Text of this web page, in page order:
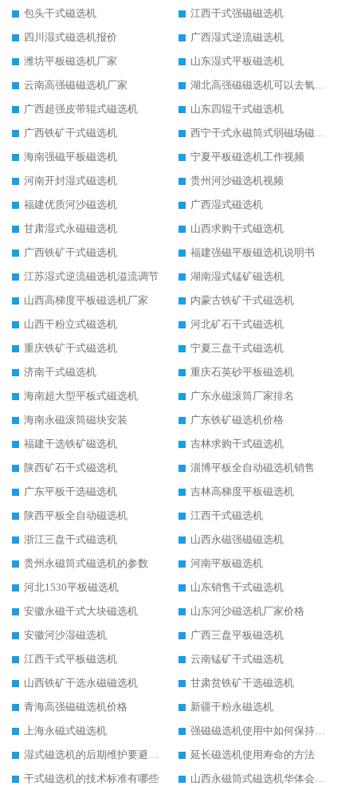
包头干式磁选机
江西干式强磁磁选机
四川湿式磁选机报价
广西湿式逆流磁选机
潍坊平板磁选机厂家
山东湿式平板磁选机
云南高强磁磁选机厂家
湖北高强磁磁选机可以去氧化铝
广西超强皮带辊式磁选机
山东四辊干式磁选机
广西铁矿干式磁选机
西宁干式永磁筒式弱磁场磁选机结构图
海南强磁平板磁选机
宁夏平板磁选机工作视频
河南开封湿式磁选机
贵州河沙磁选机视频
福建优质河沙磁选机
广西湿式磁选机
甘肃湿式永磁磁选机
山西求购干式磁选机
广西铁矿干式磁选机
福建强磁平板磁选机说明书
江苏湿式逆流磁选机溢流调节
湖南湿式锰矿磁选机
山西高梯度平板磁选机厂家
内蒙古铁矿干式磁选机
山西干粉立式磁选机
河北矿石干式磁选机
重庆铁矿干式磁选机
宁夏三盘干式磁选机
济南干式磁选机
重庆石英砂平板磁选机
海南超大型平板式磁选机
广东永磁滚筒厂家排名
海南永磁滚筒磁块安装
广东铁矿磁选机价格
福建干选铁矿磁选机
吉林求购干式磁选机
陕西矿石干式磁选机
淄博平板全自动磁选机销售
广东平板干选磁选机
吉林高梯度平板磁选机
陕西平板全自动磁选机
江西干式磁选机
浙江三盘干式磁选机
山西永磁强磁磁选机
贵州永磁筒式磁选机的参数
河南平板磁选机
河北1530平板磁选机
山东销售干式磁选机
安徽永磁干式大块磁选机
山东河沙磁选机厂家价格
安徽河沙湿磁选机
广西三盘平板磁选机
江西干式平板磁选机
云南锰矿干式磁选机
山西铁矿干选永磁磁选机
甘肃贫铁矿干选磁选机
青海高强磁磁选机价格
新疆干粉永磁选机
上海永磁式磁选机
强磁磁选机使用中如何保持其顺畅运行
湿式磁选机的后期维护要避开哪些坑
延长磁选机使用寿命的方法
干式磁选机的技术标准有哪些
山西永磁筒式磁选机华体会手机网页版-华体会(中国)